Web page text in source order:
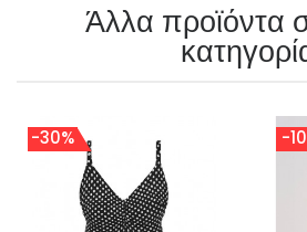
Άλλα προϊόντα
-30% -